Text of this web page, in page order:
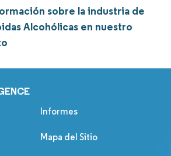
sobre la industria de
Alcohólicas en nuestro
Informes
Mapa del Sitio